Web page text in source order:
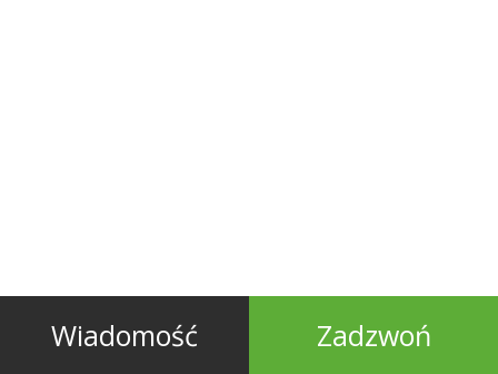
Wiadomość Zadzwoń